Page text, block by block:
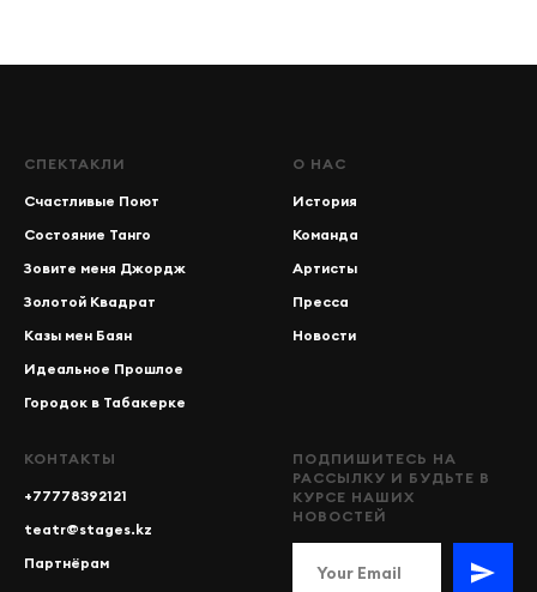
СПЕКТАКЛИ
Счастливые Поют
Состояние Танго
Зовите меня Джордж
Золотой Квадрат
Казы мен Баян
Идеальное Прошлое
Городок в Табакерке
О НАС
История
Команда
Артисты
Пресса
Новости
КОНТАКТЫ
+77778392121
teatr@stages.kz
Партнёрам
ПОДПИШИТЕСЬ НА
РАССЫЛКУ И БУДЬТЕ В
КУРСЕ НАШИХ
НОВОСТЕЙ